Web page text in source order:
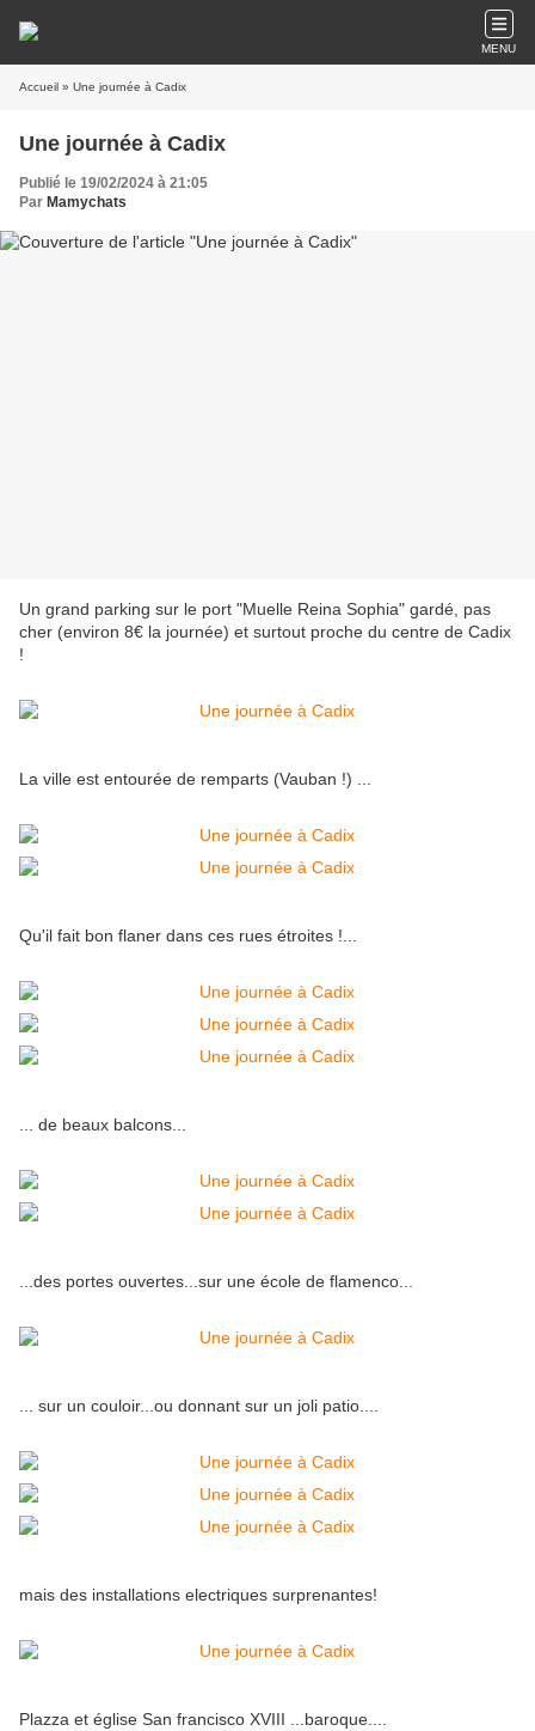
MENU
Accueil » Une journée à Cadix
Une journée à Cadix
Publié le 19/02/2024 à 21:05
Par Mamychats
Un grand parking sur le port "Muelle Reina Sophia" gardé, pas
cher (environ 8€ la journée) et surtout proche du centre de Cadix
!
La ville est entourée de remparts (Vauban !) ...
Qu'il fait bon flaner dans ces rues étroites !...
... de beaux balcons...
...des portes ouvertes...sur une école de flamenco...
... sur un couloir...ou donnant sur un joli patio....
mais des installations electriques surprenantes!
Plazza et église San francisco XVIII ...baroque....